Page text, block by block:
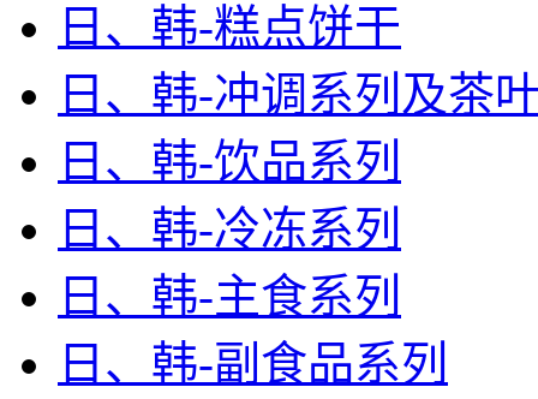
日、韩-糕点饼干
日、韩-冲调系列及茶
日、韩-饮品系列
日、韩-冷冻系列
日、韩-主食系列
日、韩-副食品系列